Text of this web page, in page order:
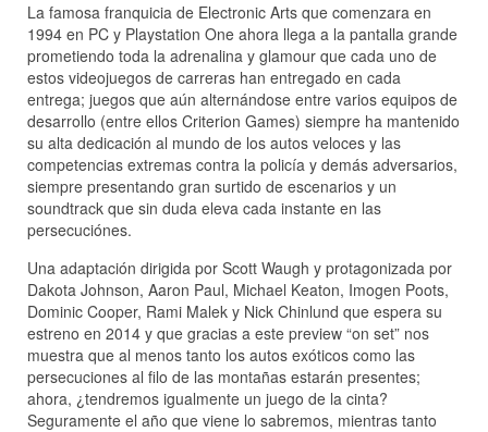
La famosa franquicia de Electronic Arts que comenzara en
1994 en PC y Playstation One ahora llega a la pantalla grande
prometiendo toda la adrenalina y glamour que cada uno de
estos videojuegos de carreras han entregado en cada
entrega; juegos que aún alternándose entre varios equipos de
desarrollo (entre ellos Criterion Games) siempre ha mantenido
su alta dedicación al mundo de los autos veloces y las
competencias extremas contra la policía y demás adversarios,
siempre presentando gran surtido de escenarios y un
soundtrack que sin duda eleva cada instante en las
persecuciónes.
Una adaptación dirigida por Scott Waugh y protagonizada por
Dakota Johnson, Aaron Paul, Michael Keaton, Imogen Poots,
Dominic Cooper, Rami Malek y Nick Chinlund que espera su
estreno en 2014 y que gracias a este preview “on set” nos
muestra que al menos tanto los autos exóticos como las
persecuciones al filo de las montañas estarán presentes;
ahora, ¿tendremos igualmente un juego de la cinta?
Seguramente el año que viene lo sabremos, mientras tanto